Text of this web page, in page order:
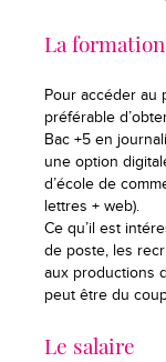
La formation
Pour accéder au
préférable
Bac +5 en
une option
d’école de
lettres + web).
Ce qu’il est
de poste, les
aux productions
peut être du
Le salaire